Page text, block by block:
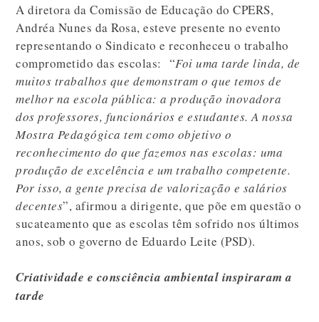
A diretora da Comissão de Educação do CPERS,
Andréa Nunes da Rosa, esteve presente no evento
representando o Sindicato e reconheceu o trabalho
comprometido das escolas: “Foi uma tarde linda, de
muitos trabalhos que demonstram o que temos de
melhor na escola pública: a produção inovadora
dos professores, funcionários e estudantes. A nossa
Mostra Pedagógica tem como objetivo o
reconhecimento do que fazemos nas escolas: uma
produção de excelência e um trabalho competente.
Por isso, a gente precisa de valorização e salários
decentes”, afirmou a dirigente, que põe em questão o
sucateamento que as escolas têm sofrido nos últimos
anos, sob o governo de Eduardo Leite (PSD).
Criatividade e consciência ambiental inspiraram a
tarde